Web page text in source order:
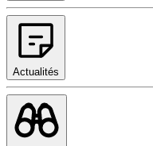
Actualités